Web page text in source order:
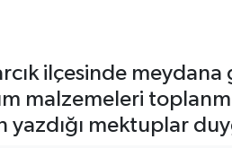
ilçesinde
malzemeleri
yazdığı mektuplar